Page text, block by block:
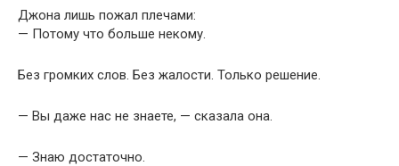
Джона лишь пожал плечами:
— Потому что больше некому.
Без громких слов. Без жалости. Только решение.
— Вы даже нас не знаете, — сказала она.
— Знаю достаточно.